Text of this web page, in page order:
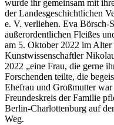
wurde ihr gemeinsam mit
der Landesgeschichtlichen
e. V. verliehen. Eva Börsch-
außerordentlichen Fleißes
am 5. Oktober 2022 im Alter
Kunstwissenschaftler
2022 „eine Frau, die gerne
Forschenden teilte, die
Ehefrau und Großmutter
Freundeskreis der Familie
Berlin-Charlottenburg auf
Weg.